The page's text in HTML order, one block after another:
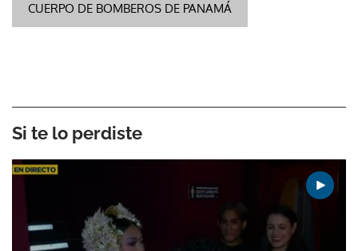
CUERPO DE BOMBEROS DE PANAMÁ
Si te lo perdiste